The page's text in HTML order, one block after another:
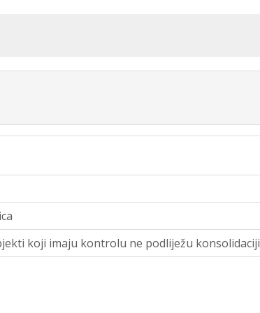
koji imaju kontrolu ne podliježu konsolidaciji